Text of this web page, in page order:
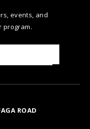
events, and
program.
ROAD